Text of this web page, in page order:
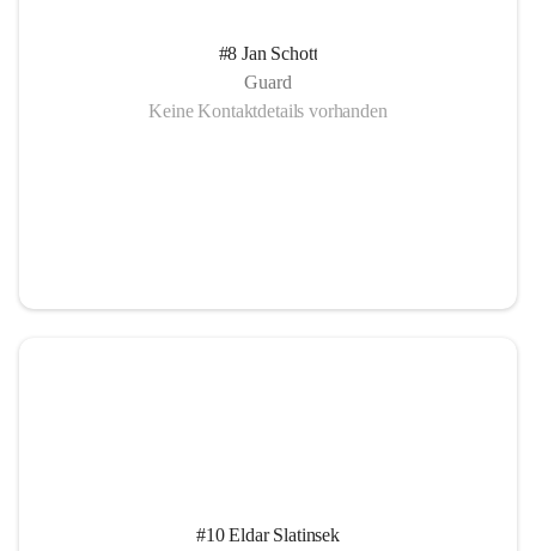
#8 Jan Schott
Guard
Keine Kontaktdetails vorhanden
#10 Eldar Slatinsek